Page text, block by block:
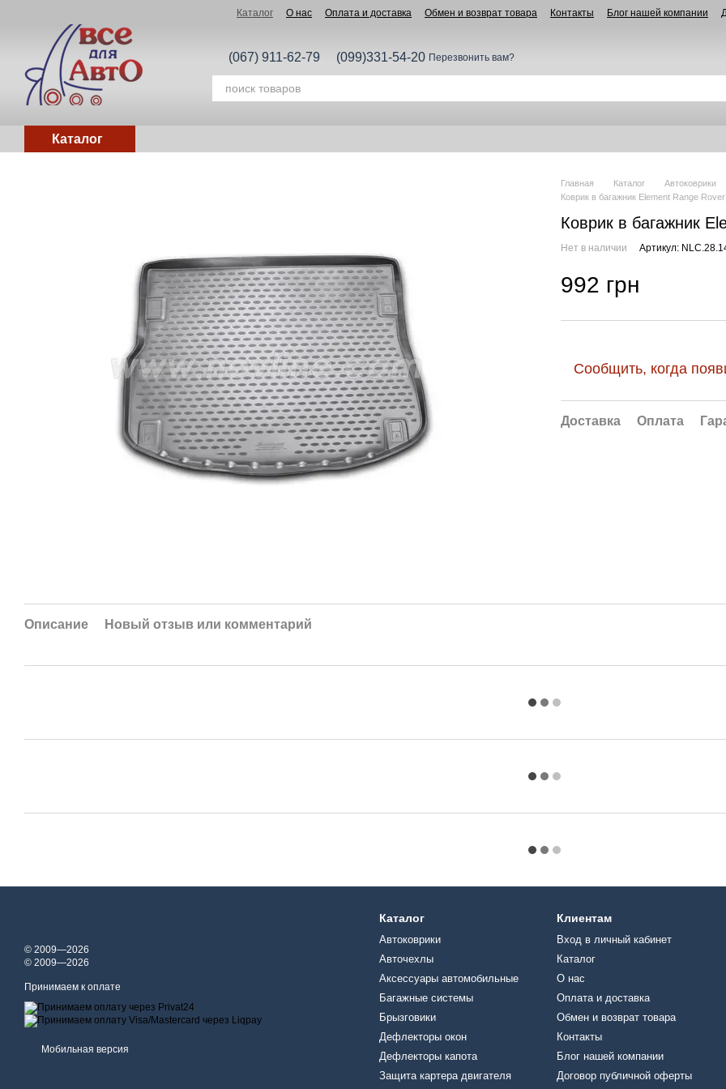
Каталог О нас Оплата и доставка Обмен и возврат товара Контакты Блог нашей компании
(067) 911-62-79 (099)331-54-20 Перезвонить вам?
Каталог
Главная Каталог Автоковрики
Коврик в багажник Element Range Rover
Коврик в багажник
Нет в наличии Артикул:
992 грн
Сообщить, когда
Доставка Оплата
Описание Новый отзыв или комментарий
© 2009—2026
© 2009—2026
Принимаем к оплате
Мобильная версия
Каталог
Автоковрики
Авточехлы
Аксессуары автомобильные
Багажные системы
Брызговики
Дефлекторы окон
Дефлекторы капота
Защита картера двигателя
Клиентам
Вход в личный кабинет
Каталог
О нас
Оплата и доставка
Обмен и возврат товара
Контакты
Блог нашей компании
Договор публичной оферты